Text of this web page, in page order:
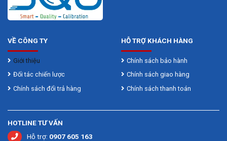
VỀ CÔNG TY
Giới thiệu
Đối tác chiến lược
Chính sách đổi trả hàng
HỖ TRỢ KHÁCH HÀNG
Chính sách bảo hành
Chính sách giao hàng
Chính sách thanh toán
HOTLINE TƯ VẤN
Hỗ trợ: 0907 605 163